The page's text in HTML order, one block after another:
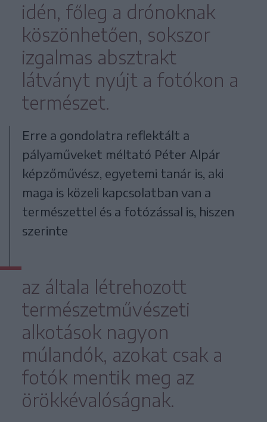
idén, főleg a drónoknak
köszönhetően, sokszor
izgalmas absztrakt
látványt nyújt a fotókon a
természet.
Erre a gondolatra reflektált a
pályaműveket méltató Péter Alpár
képzőművész, egyetemi tanár is, aki
maga is közeli kapcsolatban van a
természettel és a fotózással is, hiszen
szerinte
az általa létrehozott
természetművészeti
alkotások nagyon
múlandók, azokat csak a
fotók mentik meg az
örökkévalóságnak.